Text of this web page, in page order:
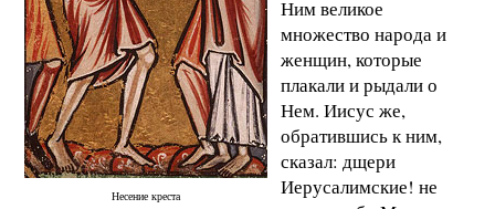
Несение креста
Ним великое
множество народа и
женщин, которые
плакали и рыдали о
Нем. Иисус же,
обратившись к ним,
сказал: дщери
Иерусалимские! не